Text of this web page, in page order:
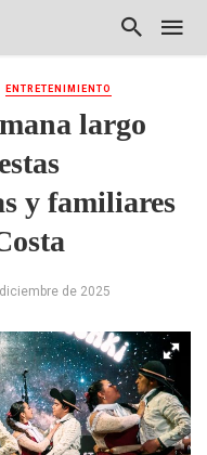
ENTRETENIMIENTO
largo
y familiares
de 2025